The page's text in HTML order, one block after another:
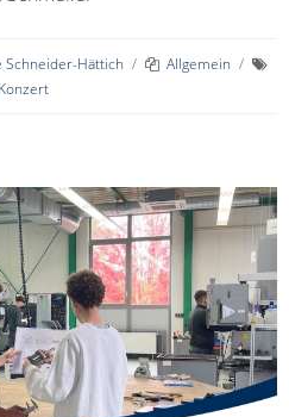
Schneider-Hättich / Allgemein /
Konzert